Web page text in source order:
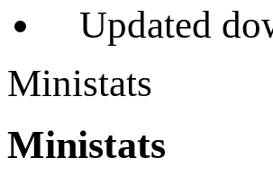
Updated
Ministats
Ministats